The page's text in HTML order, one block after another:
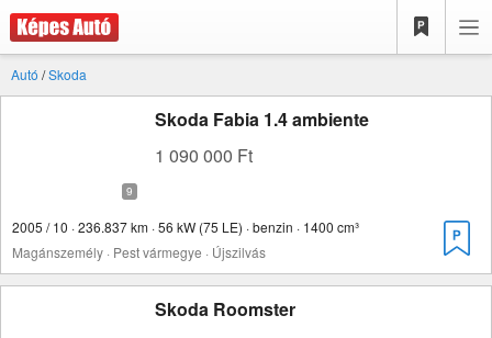
Autó /Skoda
Skoda Fabia 1.4 ambiente
1 090 000 Ft
2005 / 10 · 236.837 km · 56 kW (75 LE) · benzin · 1400 cm³
Magánszemély · Pest vármegye · Újszilvás
Skoda Roomster